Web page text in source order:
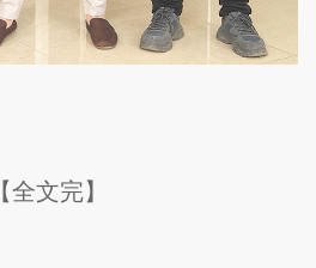
【全文完】